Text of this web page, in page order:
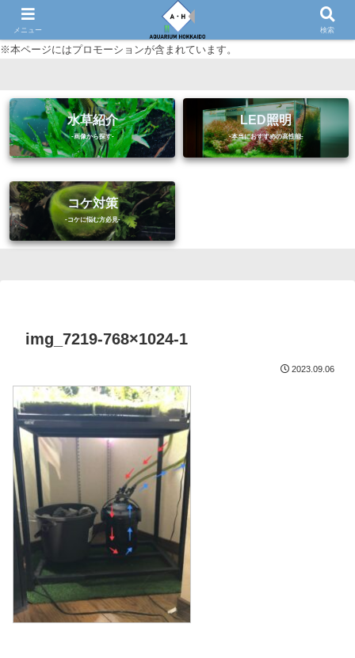
初心者に優しいアクアリウム（熱帯魚・水草等）情報サイト
※本ページにはプロモーションが含まれています。
水草紹介 LED照明
コケ対策
img_7219-768×1024-1
2023.09.06
メニュー 検索